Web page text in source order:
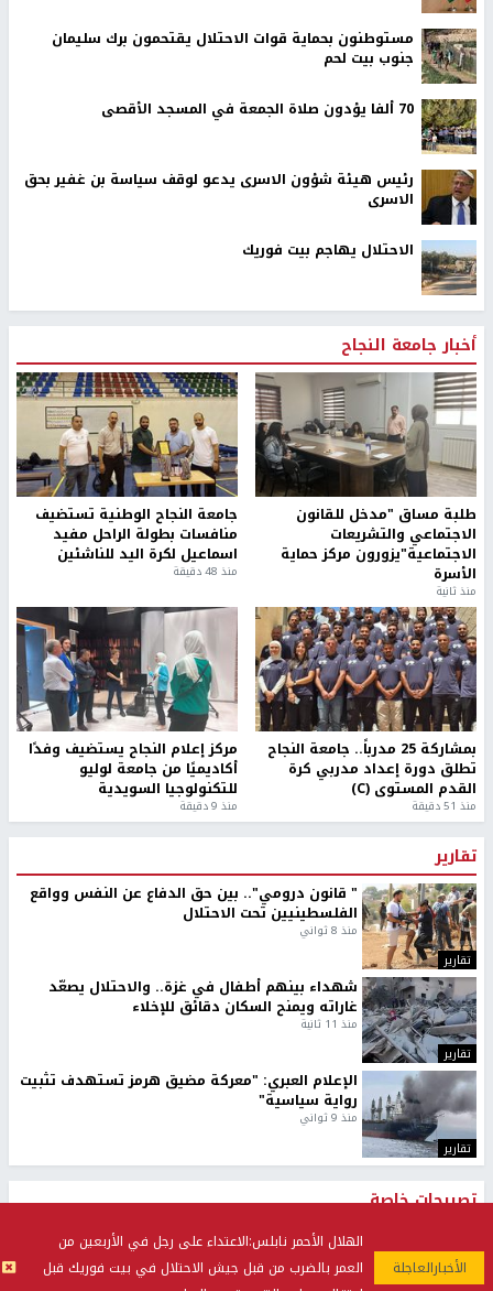
الهلال الأحمر نابلس:الاعتداء على رجل في الأربعين من
العمر بالضرب من قبل جيش الاحتلال في بيت فوريك قبل
مستوطنون بحماية قوات الاحتلال يقتحمون برك سليمان
جنوب بيت لحم
70 ألفا يؤدون صلاة الجمعة في المسجد الأقصى
رئيس هيئة شؤون الاسرى يدعو لوقف سياسة بن غفير بحق
الاسرى
الاحتلال يهاجم بيت فوريك
أخبار جامعة النجاح
طلبة مساق "مدخل للقانون
الاجتماعي والتشريعات
الاجتماعية"يزورون مركز حماية
الأسرة
منذ ثانية
جامعة النجاح الوطنية تستضيف
منافسات بطولة الراحل مفيد
اسماعيل لكرة اليد للناشئين
منذ 48 دقيقة
بمشاركة 25 مدرباً.. جامعة النجاح
تطلق دورة إعداد مدربي كرة
القدم المستوى (C)
منذ 51 دقيقة
مركز إعلام النجاح يستضيف وفدًا
أكاديميًا من جامعة لوليو
للتكنولوجيا السويدية
منذ 9 دقيقة
تقارير
تقارير
" قانون درومي".. بين حق الدفاع عن النفس وواقع
الفلسطينيين تحت الاحتلال
منذ 8 ثواني
تقارير
شهداء بينهم أطفال في غزة.. والاحتلال يصعّد
غاراته ويمنح السكان دقائق للإخلاء
منذ 11 ثانية
تقارير
الإعلام العبري: "معركة مضيق هرمز تستهدف تثبيت
رواية سياسية"
منذ 9 ثواني
تصريحات خاصة
تصريحات خاصة